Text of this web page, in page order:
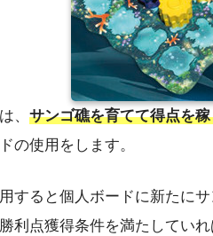
、 サンゴ礁を育てて得点を
の使用をします。
すると個人ボードに新たに
利点獲得条件を満たしてい